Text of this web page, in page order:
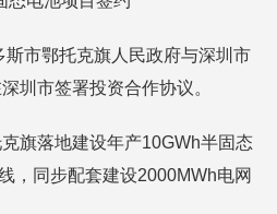
市鄂托克旗人民政府与深圳市
圳市签署投资合作协议。
旗落地建设年产10GWh半固态
，同步配套建设2000MWh电网